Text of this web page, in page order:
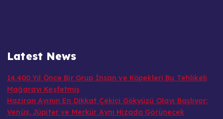
Latest News
14.400 Yıl Önce Bir Grup İnsan ve Köpekleri Bu Tehlikeli
Mağarayı Keşfetmiş
Haziran Ayının En Dikkat Çekici Gökyüzü Olayı Başlıyor:
Venüs, Jüpiter ve Merkür Aynı Hizada Görünecek